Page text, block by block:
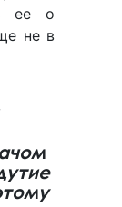
ее о
не в